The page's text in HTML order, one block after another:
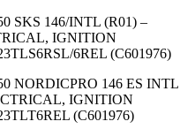
SKS 146/INTL (R01) –
IGNITION
6REL (C601976)
NORDICPRO 146 ES INTL
IGNITION
(C601976)